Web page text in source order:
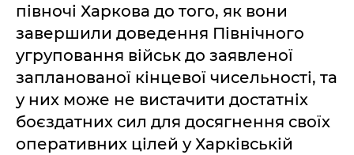
півночі Харкова до того, як вони
завершили доведення Північного
угруповання військ до заявленої
запланованої кінцевої чисельності, та
у них може не вистачити достатніх
боєздатних сил для досягнення своїх
оперативних цілей у Харківській